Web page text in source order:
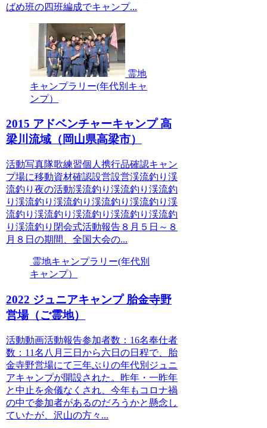
ばめ班の四班編成でキャンプ...
霊地
キャンプラリー(年代別キャ
ンプ）
2015 アドベンチャーキャンプ 高
梁川流域（岡山県高梁市）
活動写真隊歌練習個人携行品確認キャン
プ場に移動資材確認設営設営渓流釣り渓
流釣り夜の活動渓流釣り渓流釣り渓流釣
り渓流釣り渓流釣り渓流釣り渓流釣り渓
流釣り渓流釣り渓流釣り渓流釣り渓流釣
り渓流釣り閉会式活動報告８月５日～８
月８日の期間、全国大会の...
霊地キャンプラリー(年代別
キャンプ）
2022 ジュニアキャンプ 胎金寺野
営場（ご霊地）
活動動画活動報告参加者数：16名奉仕者
数：11名八月三日から六日の日程で、胎
金寺野営場にて三年ぶりの年代別ジュニ
アキャンプが開設された。昨年・一昨年
と中止を余儀なくされ、今年もコロナ禍
の中で参加者があるのだろうかと懸念し
ていたが、沢山の方々...